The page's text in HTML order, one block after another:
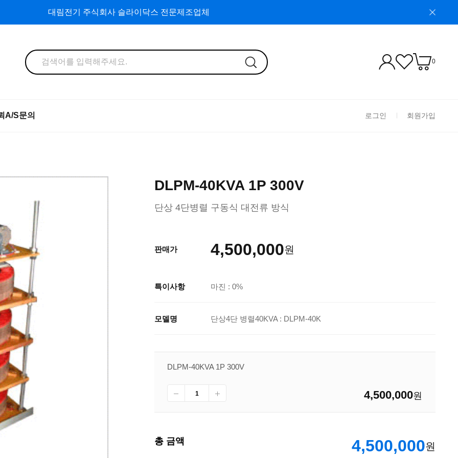
대림전기 주식회사 슬라이닥스 전문제조업체
0
A/S문의 로그인 회원가입
DLPM-40KVA 1P 300V
단상 4단병렬 구동식 대전류 방식
판매가 4,500,000원
특이사항 마진 : 0%
모델명 단상4단 병렬40KVA : DLPM-40K
DLPM-40KVA 1P 300V
4,500,000원
총 금액 4,500,000원